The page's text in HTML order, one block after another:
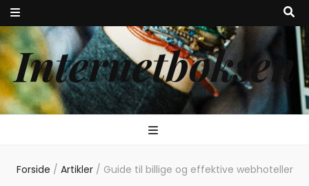
Internetboksen
Forside / Artikler / Guide til billige og effektive webhoteller